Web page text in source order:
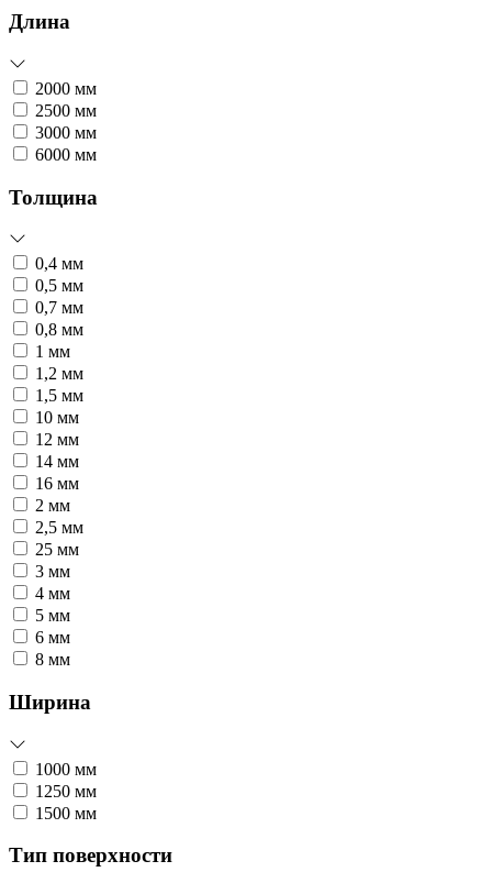
Длина
2000 мм
2500 мм
3000 мм
6000 мм
Толщина
0,4 мм
0,5 мм
0,7 мм
0,8 мм
1 мм
1,2 мм
1,5 мм
10 мм
12 мм
14 мм
16 мм
2 мм
2,5 мм
25 мм
3 мм
4 мм
5 мм
6 мм
8 мм
Ширина
1000 мм
1250 мм
1500 мм
Тип поверхности